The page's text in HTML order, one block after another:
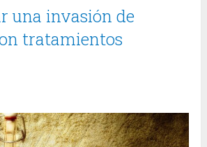
una invasión de
tratamientos